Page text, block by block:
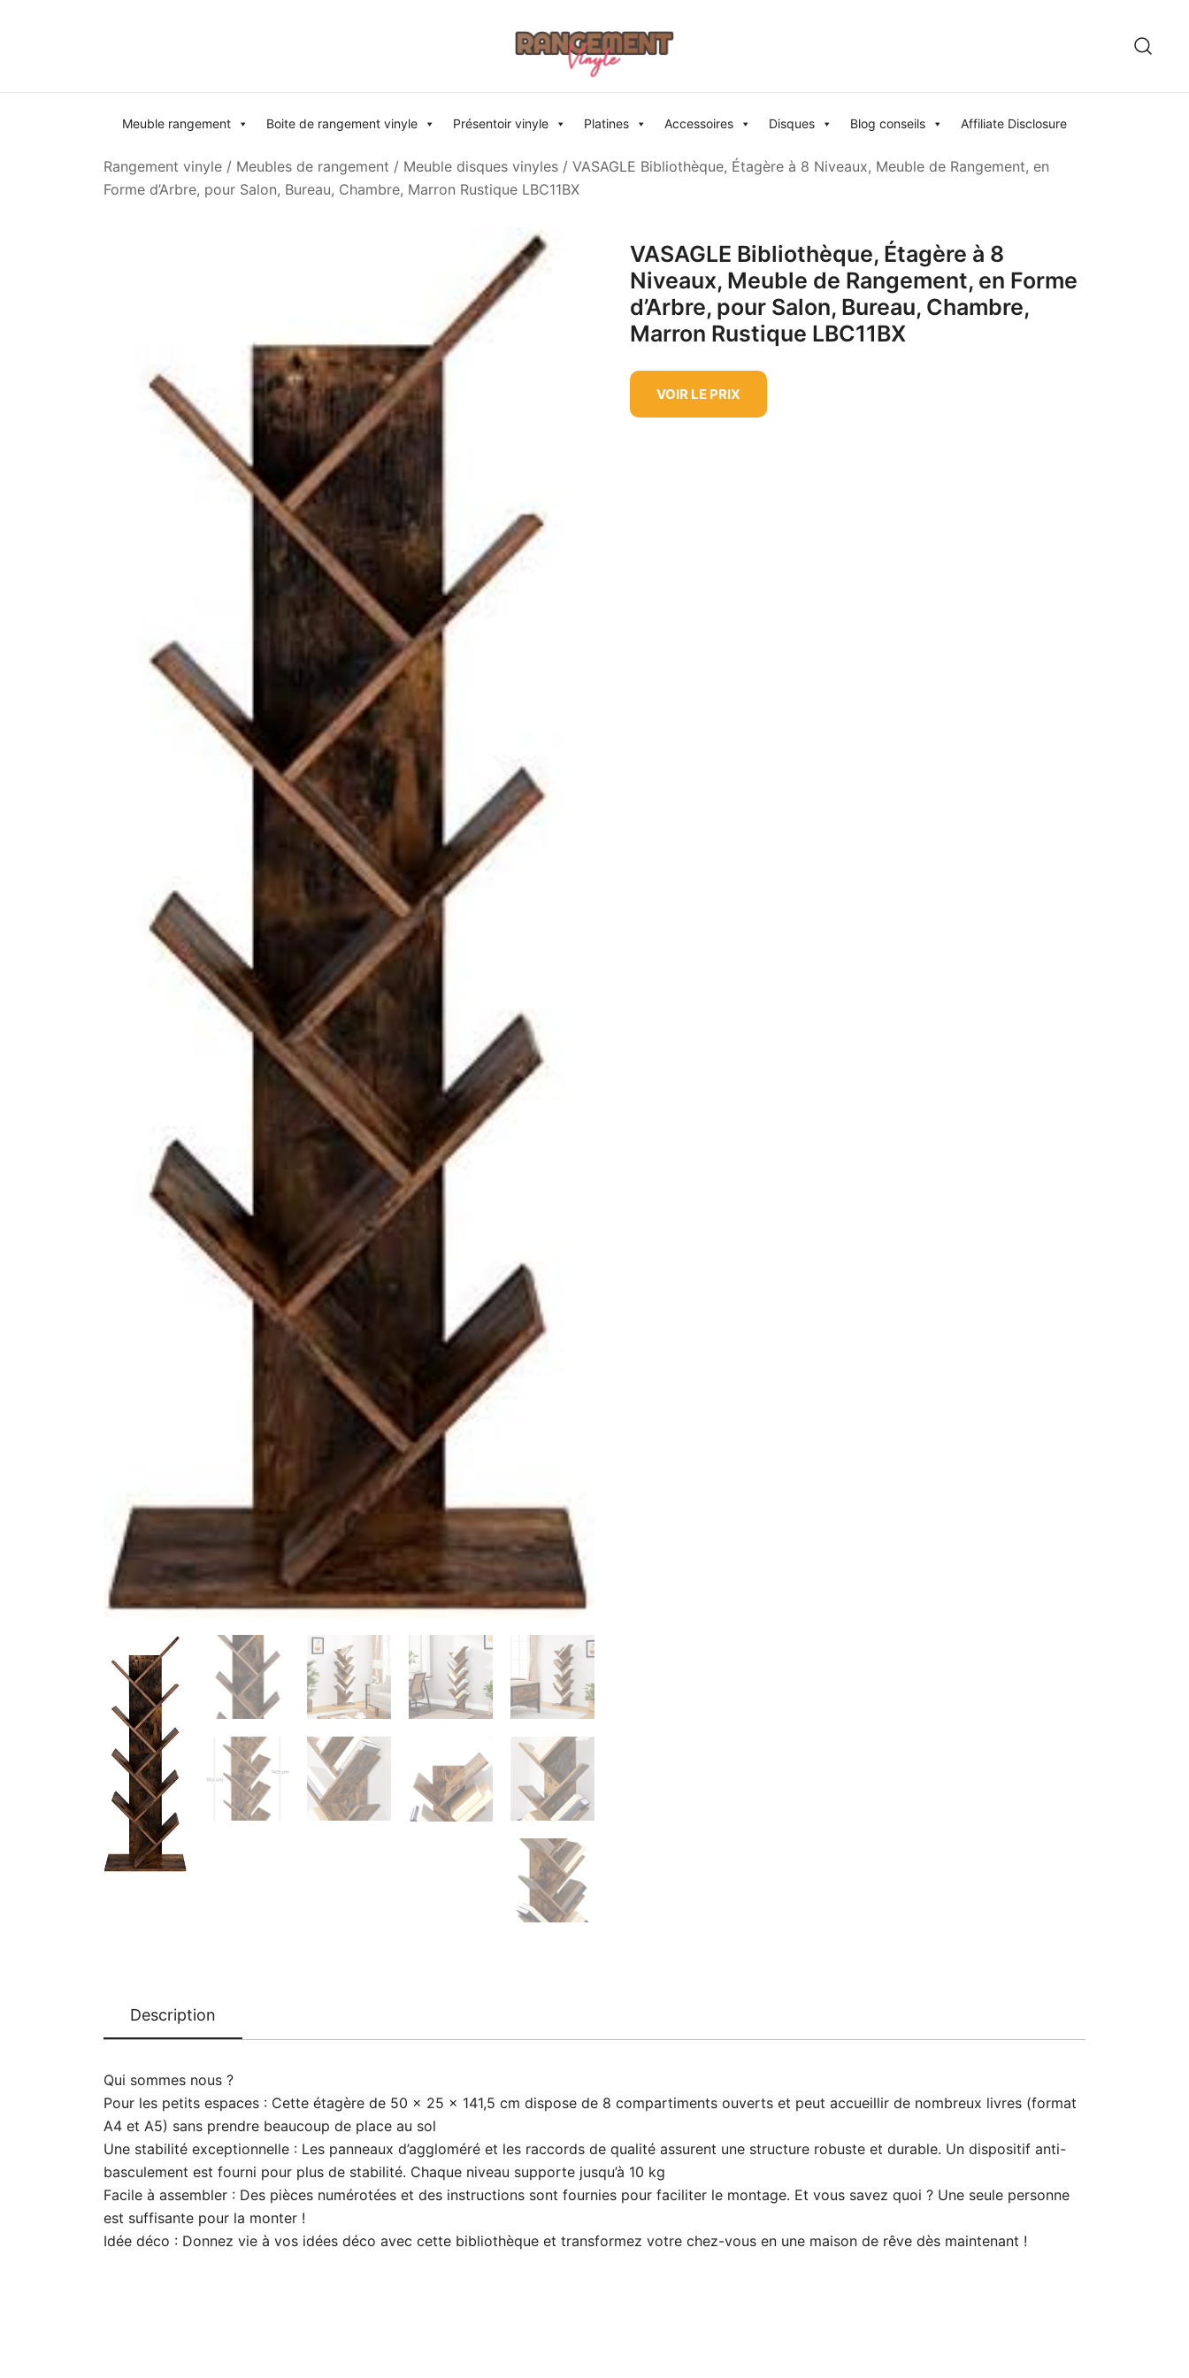
Meuble rangement Boite de rangement vinyle Présentoir vinyle Platines Accessoires Disques Blog conseils Affiliate Disclosure
Rangement vinyle / Meubles de rangement / Meuble disques vinyles / VASAGLE Bibliothèque, Étagère à 8 Niveaux, Meuble de Rangement, en
Forme d’Arbre, pour Salon, Bureau, Chambre, Marron Rustique LBC11BX
VASAGLE Bibliothèque, Étagère à 8
Niveaux, Meuble de Rangement, en Forme
d’Arbre, pour Salon, Bureau, Chambre,
Marron Rustique LBC11BX
VOIR LE PRIX
Description
Qui sommes nous ?
Pour les petits espaces : Cette étagère de 50 x 25 x 141,5 cm dispose de 8 compartiments ouverts et peut accueillir de nombreux livres (format
A4 et A5) sans prendre beaucoup de place au sol
Une stabilité exceptionnelle : Les panneaux d’aggloméré et les raccords de qualité assurent une structure robuste et durable. Un dispositif anti-
basculement est fourni pour plus de stabilité. Chaque niveau supporte jusqu’à 10 kg
Facile à assembler : Des pièces numérotées et des instructions sont fournies pour faciliter le montage. Et vous savez quoi ? Une seule personne
est suffisante pour la monter !
Idée déco : Donnez vie à vos idées déco avec cette bibliothèque et transformez votre chez-vous en une maison de rêve dès maintenant !